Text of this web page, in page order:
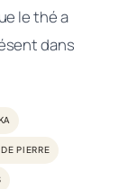
le thé a
dans
PIERRE